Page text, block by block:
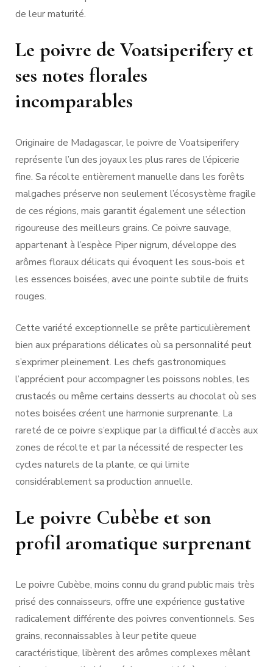
de leur maturité.
Le poivre de Voatsiperifery et
ses notes florales
incomparables
Originaire de Madagascar, le poivre de Voatsiperifery
représente l’un des joyaux les plus rares de l’épicerie
fine. Sa récolte entièrement manuelle dans les forêts
malgaches préserve non seulement l’écosystème fragile
de ces régions, mais garantit également une sélection
rigoureuse des meilleurs grains. Ce poivre sauvage,
appartenant à l’espèce Piper nigrum, développe des
arômes floraux délicats qui évoquent les sous-bois et
les essences boisées, avec une pointe subtile de fruits
rouges.
Cette variété exceptionnelle se prête particulièrement
bien aux préparations délicates où sa personnalité peut
s’exprimer pleinement. Les chefs gastronomiques
l’apprécient pour accompagner les poissons nobles, les
crustacés ou même certains desserts au chocolat où ses
notes boisées créent une harmonie surprenante. La
rareté de ce poivre s’explique par la difficulté d’accès aux
zones de récolte et par la nécessité de respecter les
cycles naturels de la plante, ce qui limite
considérablement sa production annuelle.
Le poivre Cubèbe et son
profil aromatique surprenant
Le poivre Cubèbe, moins connu du grand public mais très
prisé des connaisseurs, offre une expérience gustative
radicalement différente des poivres conventionnels. Ses
grains, reconnaissables à leur petite queue
caractéristique, libèrent des arômes complexes mêlant